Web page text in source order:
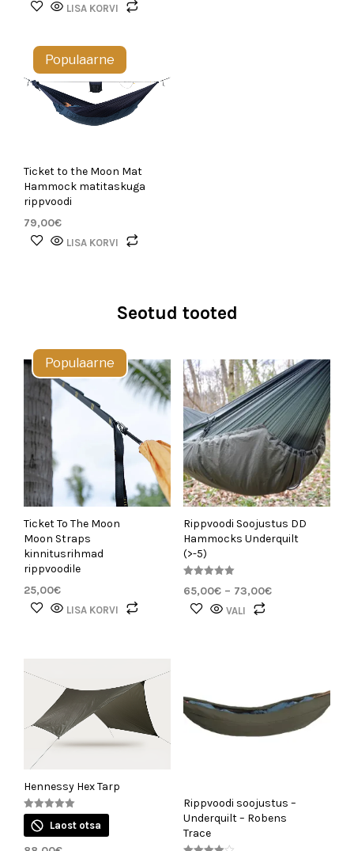
LISA KORVI
Populaarne
Ticket to the Moon Mat
Hammock matitaskuga
rippvoodi
79,00€
LISA KORVI
Seotud tooted
Populaarne
Ticket To The Moon
Moon Straps
kinnitusrihmad
rippvoodile
25,00€
LISA KORVI
Rippvoodi Soojustus DD
Hammocks Underquilt
(>-5)
5.00
/ 5
65,00€ – 73,00€Hinnavahemik:
VALI
Valikuid
saab
teha
Hennessy Hex Tarp
Hinnanguga
5.00
/ 5
Laost otsa
Rippvoodi soojustus –
Underquilt – Robens
Trace